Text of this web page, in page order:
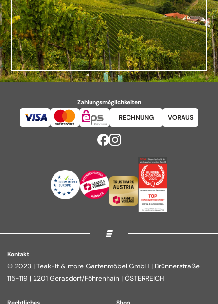
Zahlungsmöglichkeiten
Kontakt
© 2023 | Teak-It & more Gartenmöbel GmbH | Brünnerstraße
115-119 | 2201 Gerasdorf/Föhrenhain | ÖSTERREICH
Rechtliches Shop